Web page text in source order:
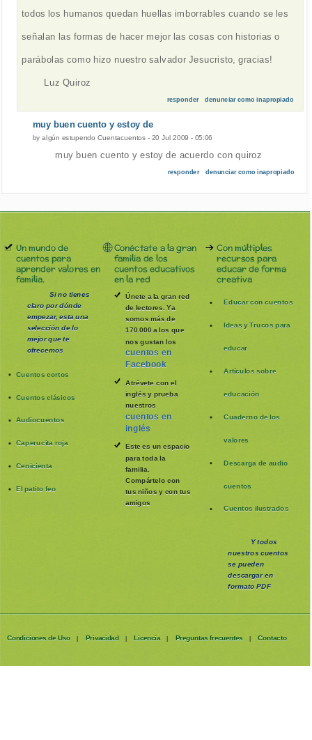
todos los humanos quedan huellas imborrables cuando se les
señalan las formas de hacer mejor las cosas con historias o
parábolas como hizo nuestro salvador Jesucristo, gracias!
Luz Quiroz
responder denunciar como inapropiado
muy buen cuento y estoy de
byalgún estupendo Cuentacuentos - 20 Jul 2009 - 05:06
muy buen cuento y estoy de acuerdo con quiroz
responder denunciar como inapropiado
Un mundo de
cuentos para
aprender valores en
familia.
Si no tienes
claro por dónde
empezar, esta una
selección de lo
mejor que te
ofrecemos
Cuentos cortos
Cuentos clásicos
Audiocuentos
Caperucita roja
Cenicienta
El patito feo
Conéctate a la gran
familia de los
cuentos educativos
en la red
Únete a la gran red
de lectores. Ya
somos más de
170.000 a los que
nos gustan los
cuentos en
Facebook
Atrévete con el
inglés y prueba
nuestros
cuentos en
inglés
Este es un espacio
para toda la
familia
Compártelo con
tus niños y con tus
amigos
Con múltiples
recursos para
educar de forma
creativa
Educar con cuentos
Ideas y Trucos para
educar
Artículos sobre
educación
Cuaderno de los
valores
Descarga de audio
cuentos
Cuentos ilustrados
Y todos
nuestros cuentos
se pueden
descargar en
formato PDF
Condiciones de Uso | Privacidad | Licencia | Preguntas frecuentes | Contacto